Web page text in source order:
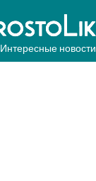
Интересные новости